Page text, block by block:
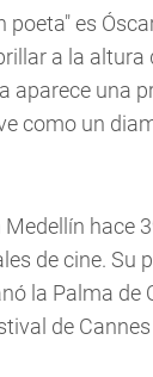
poeta" es
a la altura
aparece una
como un
hace
de cine. Su
la Palma de
de